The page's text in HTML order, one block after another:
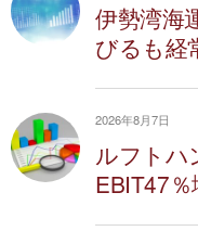
伊勢湾海
びるも経
2026年8月7日
ルフトハ
EBIT47％